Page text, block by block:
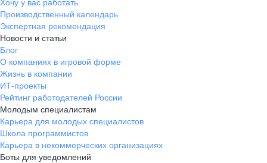
Производственный календарь
Экспертная рекомендация
Новости и статьи
Блог
О компаниях в игровой форме
Жизнь в компании
ИТ-проекты
Рейтинг работодателей России
Молодым специалистам
Карьера для молодых специалистов
Школа программистов
Карьера в некоммерческих организациях
Боты для уведомлений